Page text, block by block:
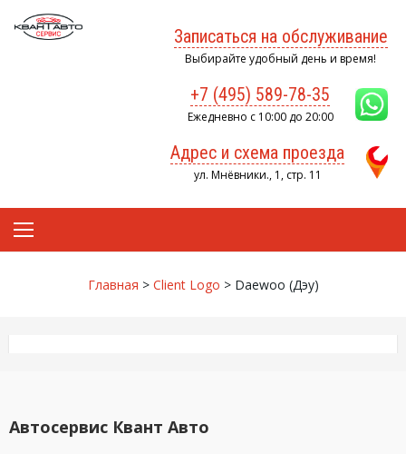
Записаться на обслуживание
Выбирайте удобный день и время!
+7 (495) 589-78-35
Ежедневно с 10:00 до 20:00
Адрес и схема проезда
ул. Мнёвники., 1, стр. 11
Главная > Client Logo > Daewoo (Дэу)
Автосервис Квант Авто